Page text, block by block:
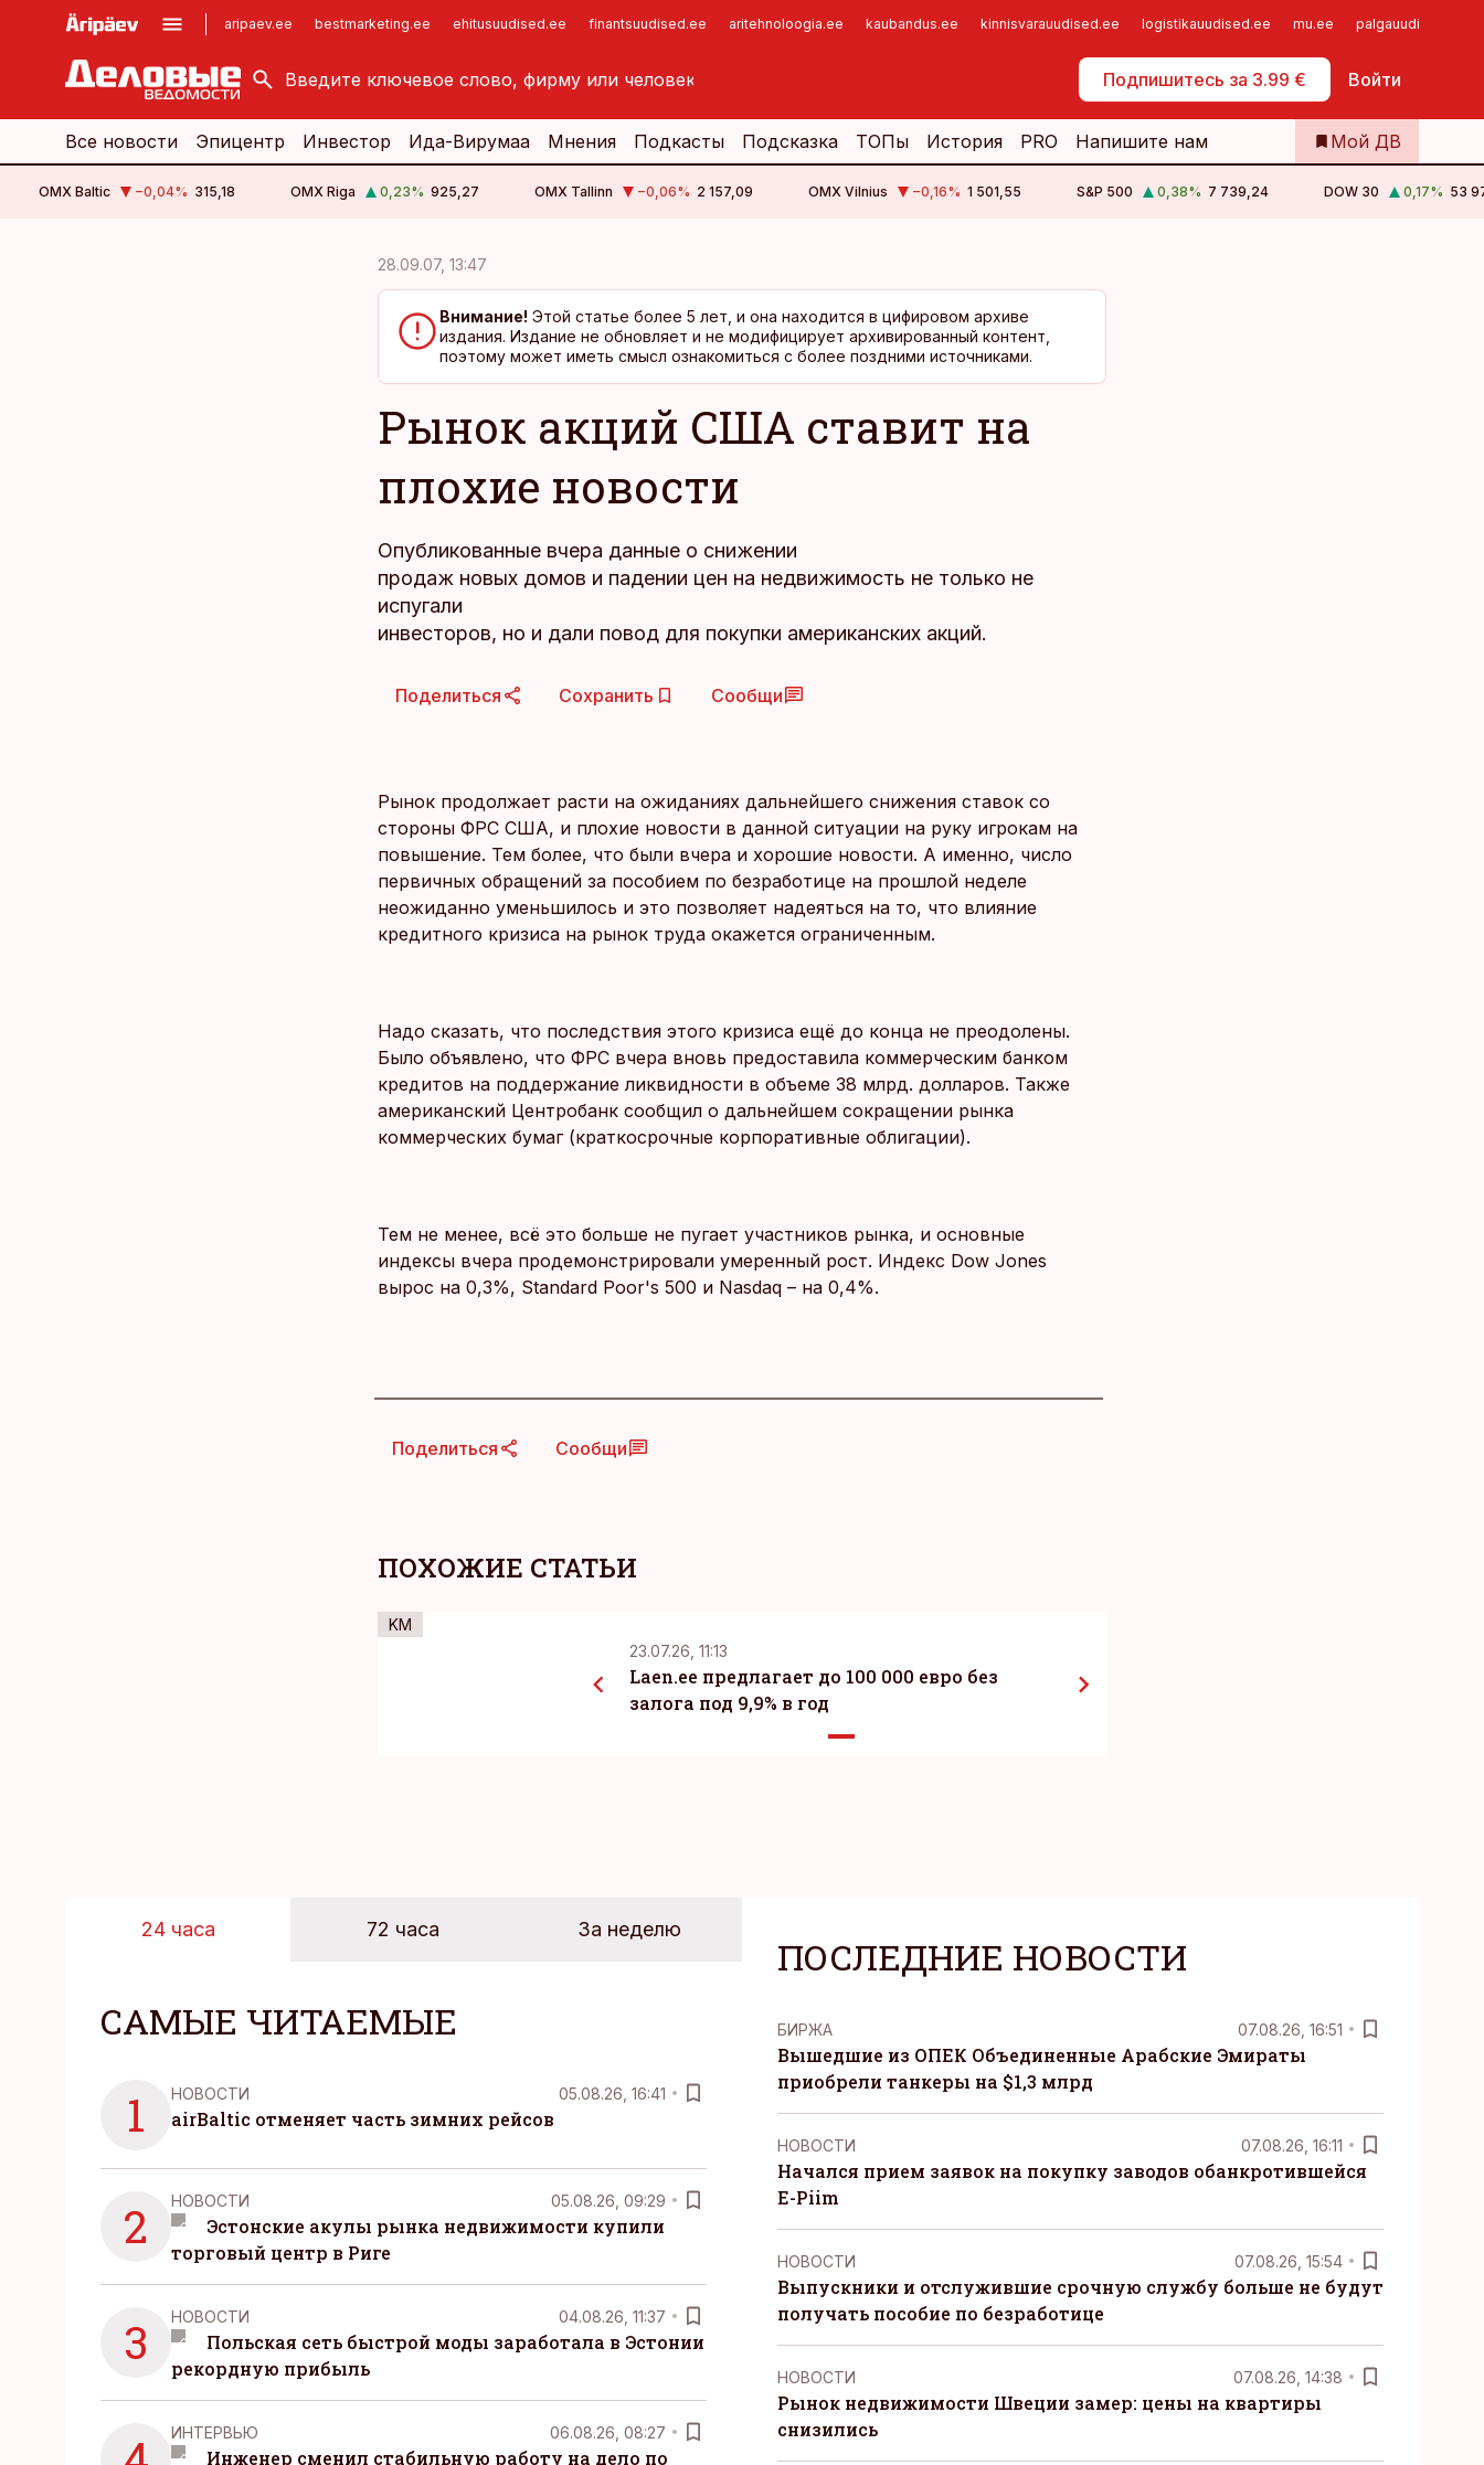
aripaev.ee bestmarketing.ee ehitusuudised.ee finantsuudised.ee aritehnoloogia.ee kaubandus.ee kinnisvarauudised.ee logistikauudised.ee mu.ee palgauudised.ee
Подпишитесь за 3.99 € Войти
kinnisvarauudised.ee
logistikauudised.ee
imelineajalugu.ee
Самообслуживание
Все новости Эпицентр Инвестор Ида-Вирумаа Мнения Подкасты Подсказка ТОПы История PRO Напишите нам Мой ДВ
OMX Baltic −0,04% 315,18 OMX Riga 0,23% 925,27 OMX Tallinn −0,06% 2 157,09 OMX Vilnius −0,16% 1 501,55 S&P 500 0,38% 7 739,24 DOW 30 0,17% 53
28.09.07, 13:47
Внимание! Этой статье более 5 лет, и она находится в цифировом архиве
издания. Издание не обновляет и не модифицирует архивированный контент,
поэтому может иметь смысл ознакомиться с более поздними источниками.
Рынок акций США ставит на
плохие новости
Опубликованные вчера данные о снижении
продаж новых домов и падении цен на недвижимость не только не
испугали
инвесторов, но и дали повод для покупки американских акций.
Поделиться Сохранить Сообщи
Рынок продолжает расти на ожиданиях дальнейшего снижения ставок со
стороны ФРС США, и плохие новости в данной ситуации на руку игрокам на
повышение. Тем более, что были вчера и хорошие новости. А именно, число
первичных обращений за пособием по безработице на прошлой неделе
неожиданно уменьшилось и это позволяет надеяться на то, что влияние
кредитного кризиса на рынок труда окажется ограниченным.
Надо сказать, что последствия этого кризиса ещё до конца не преодолены.
Было объявлено, что ФРС вчера вновь предоставила коммерческим банком
кредитов на поддержание ликвидности в объеме 38 млрд. долларов. Также
американский Центробанк сообщил о дальнейшем сокращении рынка
коммерческих бумаг (краткосрочные корпоративные облигации).
Тем не менее, всё это больше не пугает участников рынка, и основные
индексы вчера продемонстрировали умеренный рост. Индекс Dow Jones
вырос на 0,3%, Standard Poor's 500 и Nasdaq – на 0,4%.
Поделиться Сообщи
ПОХОЖИЕ СТАТЬИ
KM
23.07.26, 11:13
Laen.ee предлагает до 100 000 евро без
залога под 9,9% в год
24 часа 72 часа За неделю
САМЫЕ ЧИТАЕМЫЕ
1 НОВОСТИ 05.08.26, 16:41
airBaltic отменяет часть зимних рейсов
2 НОВОСТИ 05.08.26, 09:29
Эстонские акулы рынка недвижимости купили
торговый центр в Риге
3 НОВОСТИ 04.08.26, 11:37
Польская сеть быстрой моды заработала в Эстонии
рекордную прибыль
ИНТЕРВЬЮ 06.08.26, 08:27
Инженер сменил стабильную работу на дело по
ПОСЛЕДНИЕ НОВОСТИ
БИРЖА 07.08.26, 16:51
Вышедшие из ОПЕК Объединенные Арабские Эмираты
приобрели танкеры на $1,3 млрд
НОВОСТИ 07.08.26, 16:11
Начался прием заявок на покупку заводов обанкротившейся
E-Piim
НОВОСТИ 07.08.26, 15:54
Выпускники и отслужившие срочную службу больше не будут
получать пособие по безработице
НОВОСТИ 07.08.26, 14:38
Рынок недвижимости Швеции замер: цены на квартиры
снизились